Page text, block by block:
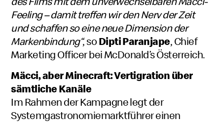
Feeling – damit treffen wir den Nerv der Zeit
und schaffen so eine neue Dimension der
Markenbindung“, soDipti Paranjape, Chief
Marketing Officer bei McDonald’s Österreich.
Mäcci, aber Minecraft: Vertigration über
sämtliche Kanäle
Im Rahmen der Kampagne legt der
Systemgastronomiemarktführer einen